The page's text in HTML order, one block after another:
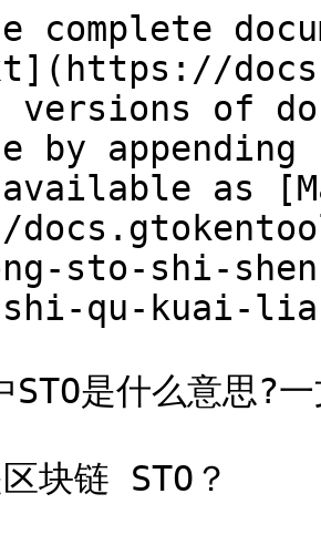
complete
versions of
by
as
sto-shi-
shi-qu-kuai-
是什么意思?
块链 STO？